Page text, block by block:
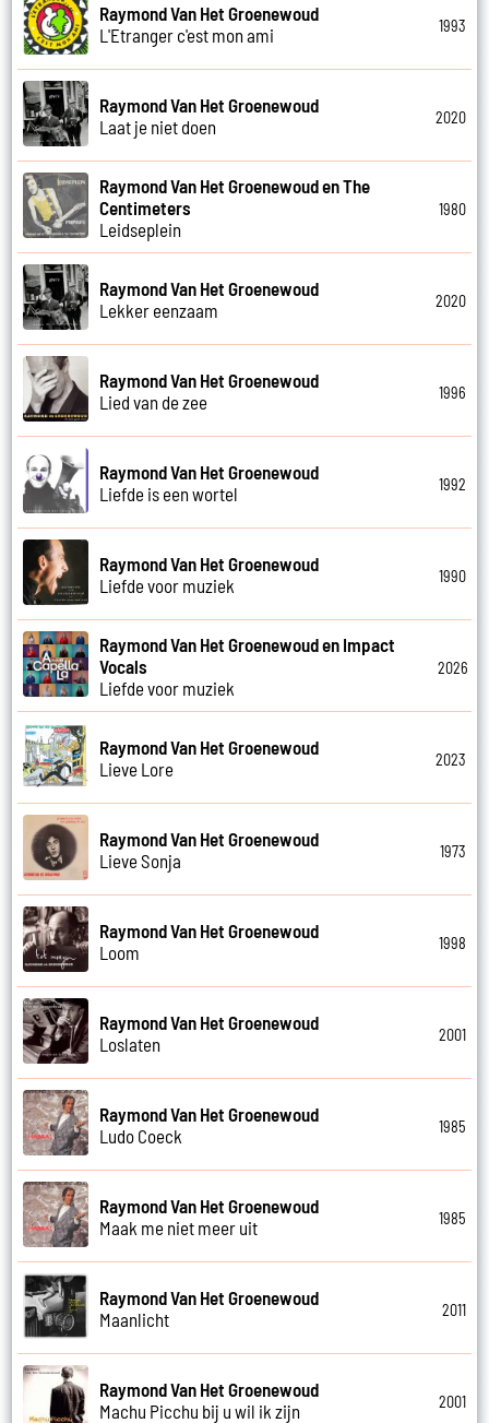
Raymond Van Het Groenewoud
L'Etranger c'est mon ami
1993
Raymond Van Het Groenewoud
Laat je niet doen
2020
Raymond Van Het Groenewoud en The
Centimeters
Leidseplein
1980
Raymond Van Het Groenewoud
Lekker eenzaam
2020
Raymond Van Het Groenewoud
Lied van de zee
1996
Raymond Van Het Groenewoud
Liefde is een wortel
1992
Raymond Van Het Groenewoud
Liefde voor muziek
1990
Raymond Van Het Groenewoud en Impact
Vocals
Liefde voor muziek
2026
Raymond Van Het Groenewoud
Lieve Lore
2023
Raymond Van Het Groenewoud
Lieve Sonja
1973
Raymond Van Het Groenewoud
Loom
1998
Raymond Van Het Groenewoud
Loslaten
2001
Raymond Van Het Groenewoud
Ludo Coeck
1985
Raymond Van Het Groenewoud
Maak me niet meer uit
1985
Raymond Van Het Groenewoud
Maanlicht
2011
Raymond Van Het Groenewoud
Machu Picchu bij u wil ik zijn
2001